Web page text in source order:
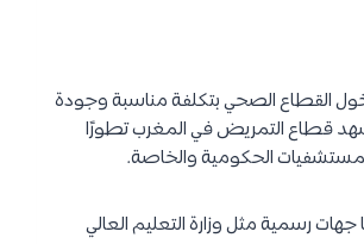
القطاع الصحي بتكلفة مناسبة وجودة
قطاع التمريض في المغرب تطورًا
الحكومية والخاصة.
رسمية مثل وزارة التعليم العالي